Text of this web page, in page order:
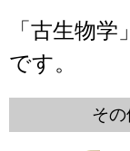
「古生物学
です。
そ